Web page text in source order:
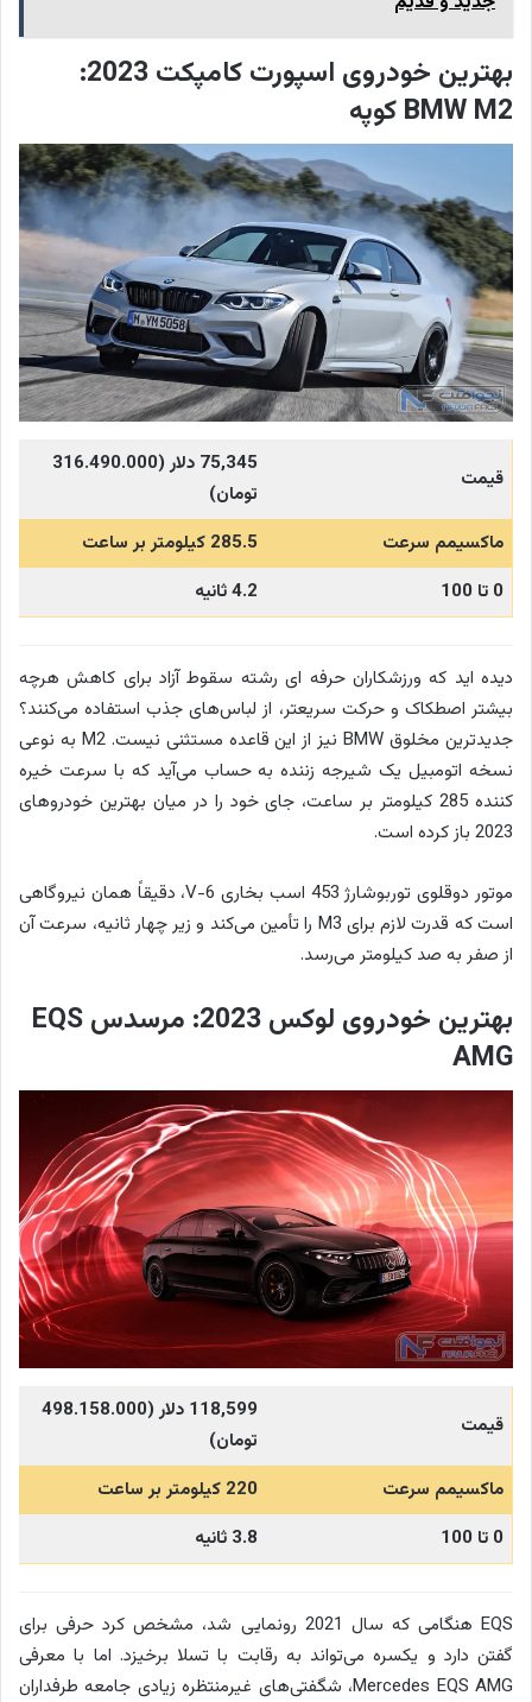
بهترین خودروی اسپورت کامپکت 2023:
BMW M2 کوپه
قیمت
75,345
دلار (316.490.000
تومان)
ماکسیمم سرعت
285.5 کیلومتر بر ساعت
0 تا 100
4.2 ثانیه
دیده اید که ورزشکاران حرفه ای رشته سقوط آزاد برای کاهش هرچه
بیشتر اصطکاک و حرکت سریعتر، از لباس‌های جذب استفاده می‌کنند؟
جدیدترین مخلوق BMW نیز از این قاعده مستثنی نیست. M2 به نوعی
نسخه اتومبیل یک شیرجه زننده به حساب می‌آید که با سرعت خیره
کننده 285 کیلومتر بر ساعت، جای خود را در میان بهترین خودروهای
2023 باز کرده است.
موتور دوقلوی توربوشارژ 453 اسب بخاری V-6، دقیقاً همان نیروگاهی
است که قدرت لازم برای M3 را تأمین می‌کند و زیر چهار ثانیه، سرعت آن
از صفر به صد کیلومتر می‌رسد.
بهترین خودروی لوکس 2023: مرسدس EQS
AMG
قیمت
118,599
دلار (498.158.000
تومان)
ماکسیمم سرعت
220 کیلومتر بر ساعت
0 تا 100
3.8 ثانیه
EQS هنگامی که سال 2021 رونمایی شد، مشخص کرد حرفی برای
گفتن دارد و یکسره می‌تواند به رقابت با تسلا برخیزد. اما با معرفی
Mercedes EQS AMG، شگفتی‌های غیرمنتظره زیادی جامعه طرفداران